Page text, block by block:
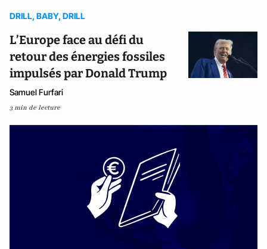
DRILL, BABY, DRILL
L’Europe face au défi du
retour des énergies fossiles
impulsés par Donald Trump
Samuel Furfari
3 min de lecture